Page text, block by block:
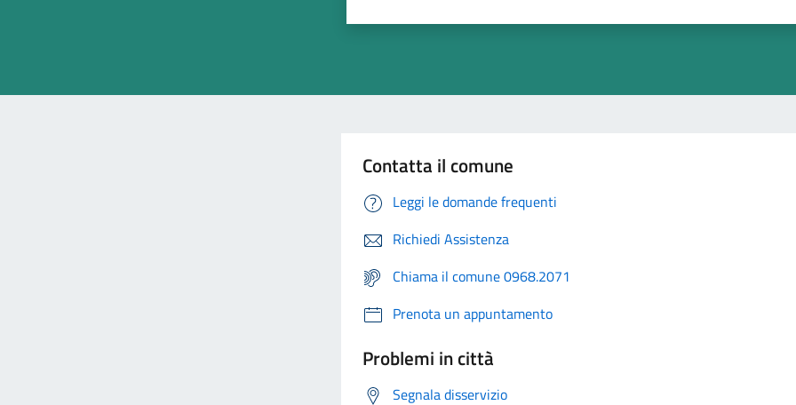
Contatta il comune
Leggi le domande frequenti
Richiedi Assistenza
Chiama il comune 0968.2071
Prenota un appuntamento
Problemi in città
Segnala disservizio